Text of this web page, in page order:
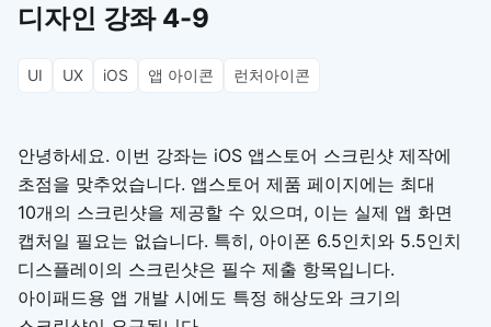
디자인 강좌 4-9
UI UX iOS 앱 아이콘 런처아이콘
안녕하세요. 이번 강좌는 iOS 앱스토어 스크린샷 제작에
초점을 맞추었습니다. 앱스토어 제품 페이지에는 최대
10개의 스크린샷을 제공할 수 있으며, 이는 실제 앱 화면
캡처일 필요는 없습니다. 특히, 아이폰 6.5인치와 5.5인치
디스플레이의 스크린샷은 필수 제출 항목입니다.
아이패드용 앱 개발 시에도 특정 해상도와 크기의